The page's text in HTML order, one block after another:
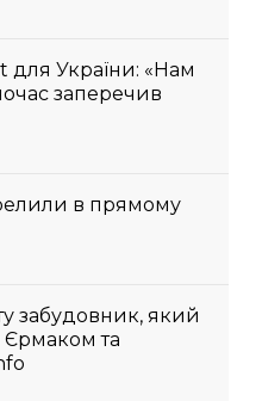
для України: «Нам
заперечив
в прямому
забудовник, який
Єрмаком та